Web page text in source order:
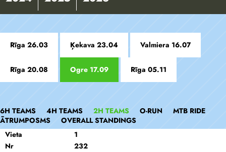
Rīga 26.03 Ķekava 23.04 Valmiera 16.07
Rīga 20.08 Ogre 17.09 Rīga 05.11
6H TEAMS 4H TEAMS 2H TEAMS O-RUN
MTB RIDE
ĀTRUMPOSMS
OVERALL STANDINGS
Vieta
1
Nr
232